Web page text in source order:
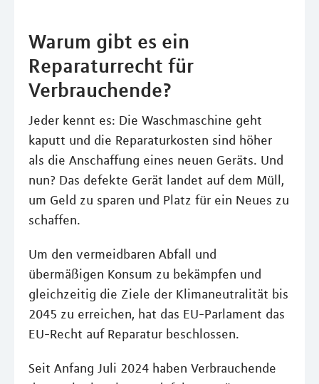
Warum gibt es ein
Reparaturrecht für
Verbrauchende?
Jeder kennt es: Die Waschmaschine geht
kaputt und die Reparaturkosten sind höher
als die Anschaffung eines neuen Geräts. Und
nun? Das defekte Gerät landet auf dem Müll,
um Geld zu sparen und Platz für ein Neues zu
schaffen.
Um den vermeidbaren Abfall und
übermäßigen Konsum zu bekämpfen und
gleichzeitig die Ziele der Klimaneutralität bis
2045 zu erreichen, hat das EU-Parlament das
EU-Recht auf Reparatur beschlossen.
Seit Anfang Juli 2024 haben Verbrauchende